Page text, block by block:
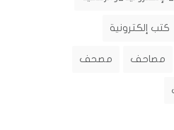
كتب إلكترونية
مصاحف مصحف